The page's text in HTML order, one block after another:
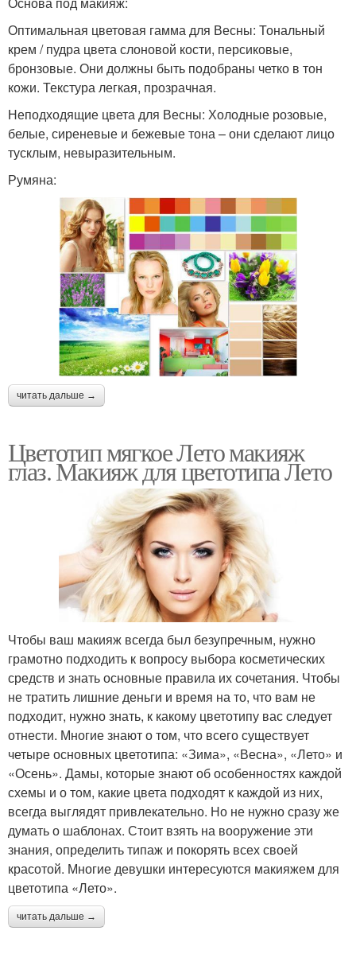
Оптимальная цветовая гамма для Весны: Тональный
крем / пудра цвета слоновой кости, персиковые,
бронзовые. Они должны быть подобраны четко в тон
кожи. Текстура легкая, прозрачная.
Неподходящие цвета для Весны: Холодные розовые,
белые, сиреневые и бежевые тона – они сделают лицо
тусклым, невыразительным.
Румяна:
читать дальше →
Цветотип мягкое Лето макияж
глаз. Макияж для цветотипа Лето
Чтобы ваш макияж всегда был безупречным, нужно
грамотно подходить к вопросу выбора косметических
средств и знать основные правила их сочетания. Чтобы
не тратить лишние деньги и время на то, что вам не
подходит, нужно знать, к какому цветотипу вас следует
отнести. Многие знают о том, что всего существует
четыре основных цветотипа: «Зима», «Весна», «Лето» и
«Осень». Дамы, которые знают об особенностях каждой
схемы и о том, какие цвета подходят к каждой из них,
всегда выглядят привлекательно. Но не нужно сразу же
думать о шаблонах. Стоит взять на вооружение эти
знания, определить типаж и покорять всех своей
красотой. Многие девушки интересуются макияжем для
цветотипа «Лето».
читать дальше →